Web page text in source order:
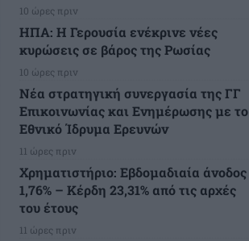
10 ώρες πριν
ΗΠΑ: Η Γερουσία ενέκρινε νέες
κυρώσεις σε βάρος της Ρωσίας
10 ώρες πριν
Νέα στρατηγική συνεργασία της ΓΓ
Επικοινωνίας και Ενημέρωσης με το
Εθνικό Ίδρυμα Ερευνών
11 ώρες πριν
Χρηματιστήριο: Εβδομαδιαία άνοδος
1,76% – Κέρδη 23,31% από τις αρχές
του έτους
11 ώρες πριν